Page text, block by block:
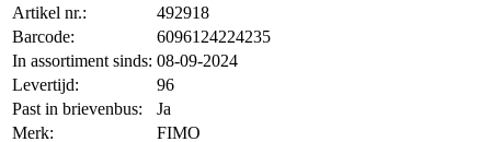
Artikel nr.:
492918
Barcode:
6096124224235
In assortiment sinds: 08-09-2024
Levertijd:
96
Past in brievenbus:
Ja
Merk:
FIMO